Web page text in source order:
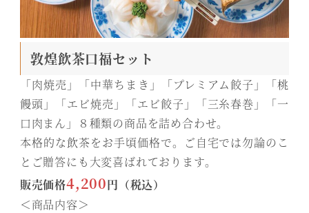
敦煌飲茶口福セット
「肉焼売」「中華ちまき」「プレミアム餃子」「桃
饅頭」「エビ焼売」「エビ餃子」「三糸春巻」「一
口肉まん」８種類の商品を詰め合わせ。
本格的な飲茶をお手頃価格で。ご自宅では勿論のこ
とご贈答にも大変喜ばれております。
販売価格4,200円（税込）
＜商品内容＞